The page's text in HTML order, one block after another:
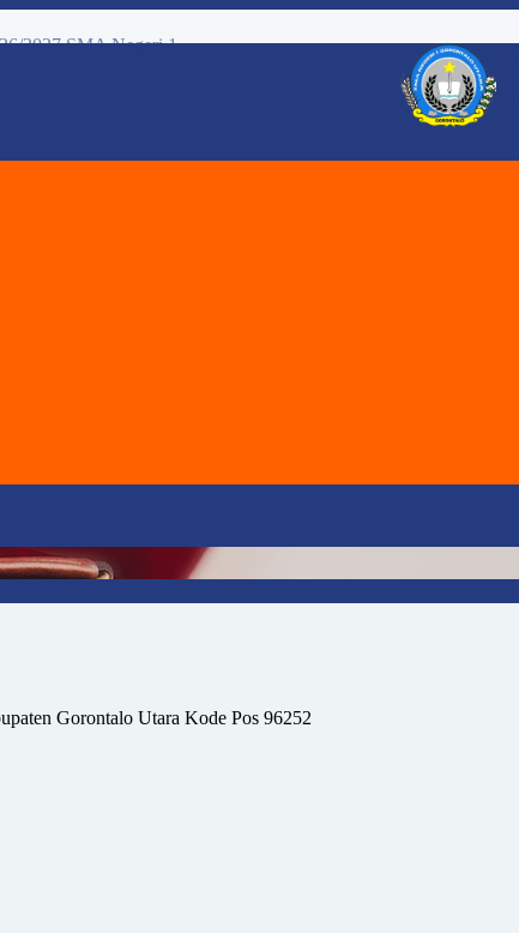
DENGAN PENDEKATAN PEMBELAJARA...
2027 SMA Negeri 1 ...
Gorontalo Utara Kode Pos 96252